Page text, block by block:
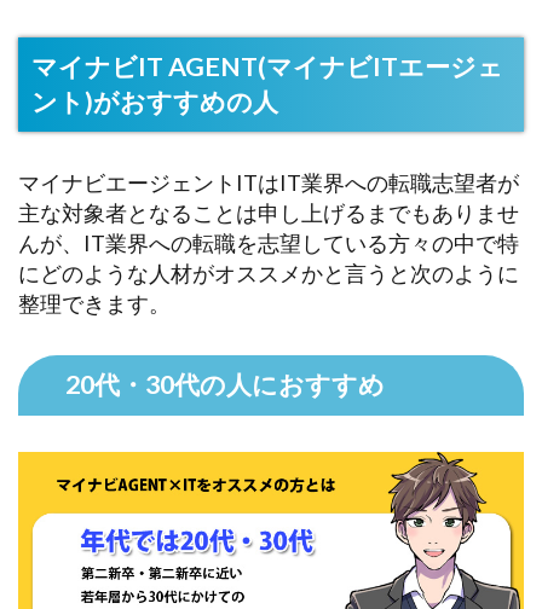
マイナビIT AGENT(マイナビITエージェ
ント)がおすすめの人
マイナビエージェントITはIT業界への転職志望者が
主な対象者となることは申し上げるまでもありませ
んが、IT業界への転職を志望している方々の中で特
にどのような人材がオススメかと言うと次のように
整理できます。
20代・30代の人におすすめ